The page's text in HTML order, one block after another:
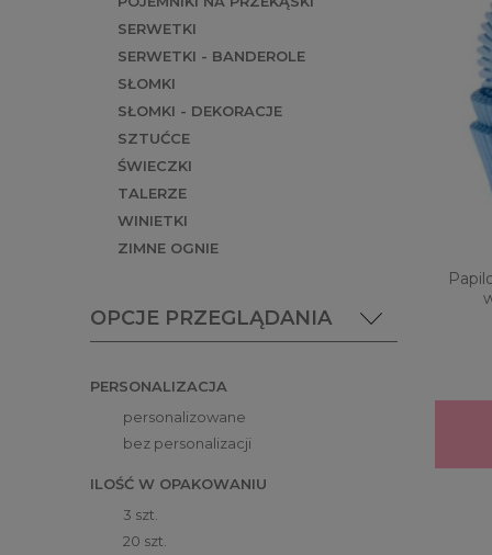
SERWETKI
SERWETKI - BANDEROLE
SŁOMKI
SŁOMKI - DEKORACJE
SZTUĆCE
ŚWIECZKI
TALERZE
WINIETKI
ZIMNE OGNIE
OPCJE PRZEGLĄDANIA
PERSONALIZACJA
personalizowane
bez personalizacji
ILOŚĆ W OPAKOWANIU
3 szt.
20 szt.